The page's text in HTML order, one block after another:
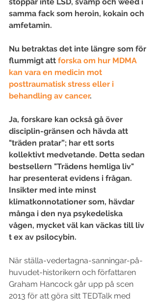
samma fack som heroin, kokain och
amfetamin.
Nu betraktas det inte längre som för
flummigt att forska om hur MDMA
kan vara en medicin mot
posttraumatisk stress eller i
behandling av cancer.
Ja, forskare kan också gå över
disciplin-gränsen och hävda att
"träden pratar”; har ett sorts
kollektivt medvetande. Detta sedan
bestsellern "Trädens hemliga liv"
har presenterat evidens i frågan.
Insikter med inte minst
klimatkonnotationer som, hävdar
många i den nya psykedeliska
vågen, mycket väl kan väckas till liv
t ex av psilocybin.
När ställa-vedertagna-sanningar-på-
huvudet-historikern och författaren
Graham Hancock går upp på scen
2013 för att göra sitt TEDTalk med